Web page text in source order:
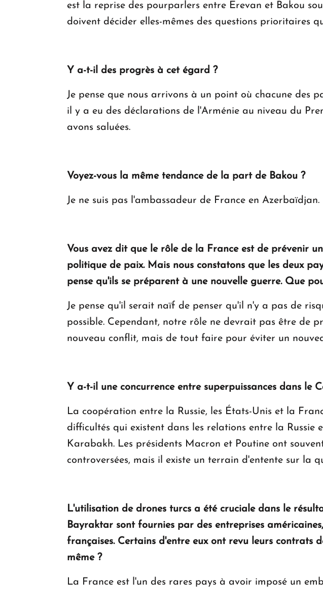
est la reprise des pourparlers entre Erevan et Bakou
doivent décider elles-mêmes des questions prioritaires
Y a-t-il des progrès à cet égard ?
Je pense que nous arrivons à un point où chacune des
il y a eu des déclarations de l'Arménie au niveau du
avons saluées.
Voyez-vous la même tendance de la part de Bakou ?
Je ne suis pas l'ambassadeur de France en Azerbaïdjan.
Vous avez dit que le rôle de la France est de prévenir
politique de paix. Mais nous constatons que les deux
pense qu'ils se préparent à une nouvelle guerre. Que
Je pense qu'il serait naïf de penser qu'il n'y a pas de
possible. Cependant, notre rôle ne devrait pas être de
nouveau conflit, mais de tout faire pour éviter un
Y a-t-il une concurrence entre superpuissances dans le
La coopération entre la Russie, les États-Unis et la
difficultés qui existent dans les relations entre la
Karabakh. Les présidents Macron et Poutine ont
controversées, mais il existe un terrain d'entente sur la
L'utilisation de drones turcs a été cruciale dans le
Bayraktar sont fournies par des entreprises
françaises. Certains d'entre eux ont revu leurs
même ?
La France est l'un des rares pays à avoir imposé un